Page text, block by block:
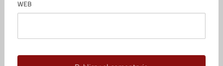
WEB